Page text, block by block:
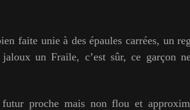
faite unie à des épaules carrées, un
un Fraile, c’est sûr, ce garçon
proche mais non flou et